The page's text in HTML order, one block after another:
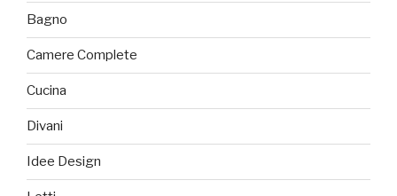
Bagno
Camere Complete
Cucina
Divani
Idee Design